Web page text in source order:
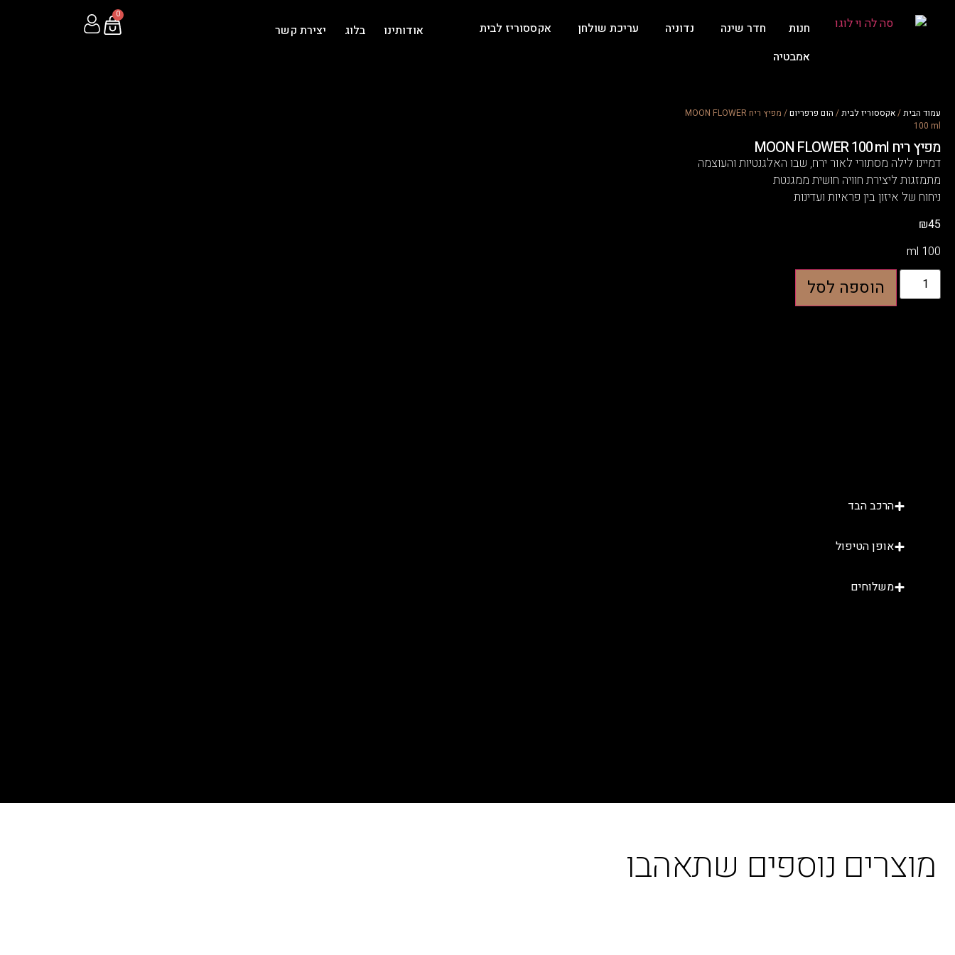
חנות חדר שינה נדוניה עריכת שולחן
אקססוריז לבית
אמבטיה
אודותינו בלוג יצירת קשר
0
עמוד הבית/אקססוריז לבית/ הום פרפריום
/ מפיץ ריח MOON FLOWER
100 ml
מפיץ ריח MOON FLOWER 100 ml
דמיינו לילה מסתורי לאור ירח, שבו האלגנטיות והעוצמה
מתמזגות ליצירת חוויה חושית ממגנטת
ניחוח של איזון בין פראיות ועדינות
₪45
100 ml
הוספה לסל
הרכב הבד
אופן הטיפול
משלוחים
מוצרים נוספים שתאהבו